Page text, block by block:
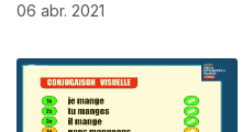
06 abr. 2021